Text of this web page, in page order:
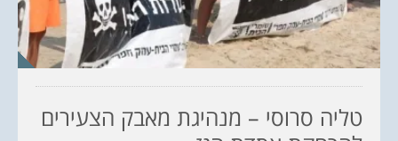
טליה סרוסי – מנהיגת מאבק הצעירים